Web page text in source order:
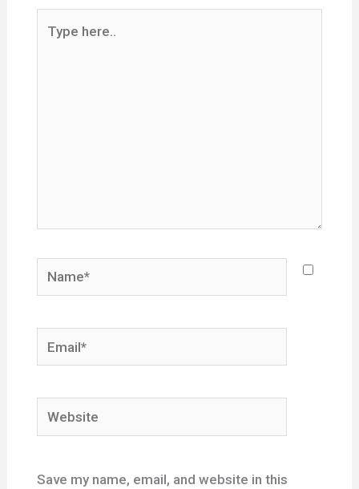
Name*
Email*
Website
Save my name, email, and website in this